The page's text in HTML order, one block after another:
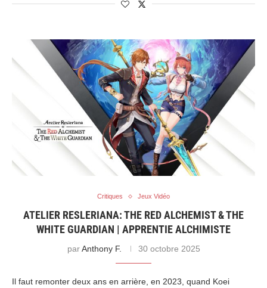
Critiques Jeux Vidéo
ATELIER RESLERIANA: THE RED ALCHEMIST & THE
WHITE GUARDIAN | APPRENTIE ALCHIMISTE
parAnthony F. 30 octobre 2025
Il faut remonter deux ans en arrière, en 2023, quand Koei